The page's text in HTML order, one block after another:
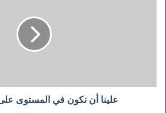
علينا أن نكون في المستوى